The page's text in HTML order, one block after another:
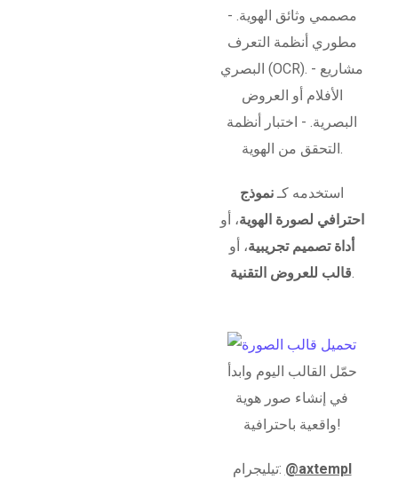
مصممي وثائق الهوية. -
مطوري أنظمة التعرف
البصري (OCR). - مشاريع
الأفلام أو العروض
البصرية. - اختبار أنظمة
التحقق من الهوية.
استخدمه كـنموذج
احترافي لصورة الهوية، أو
أداة تصميم تجريبية، أو
قالب للعروض التقنية.
حمّل القالب اليوم وابدأ
في إنشاء صور هوية
واقعية باحترافية!
تيليجرام: @axtempl